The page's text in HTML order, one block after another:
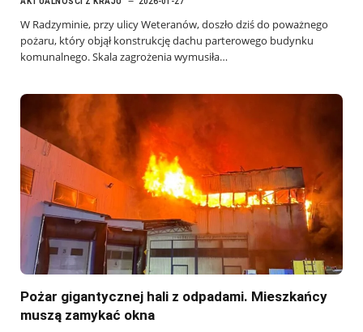
W Radzyminie, przy ulicy Weteranów, doszło dziś do poważnego
pożaru, który objął konstrukcję dachu parterowego budynku
komunalnego. Skala zagrożenia wymusiła…
Pożar gigantycznej hali z odpadami. Mieszkańcy
muszą zamykać okna